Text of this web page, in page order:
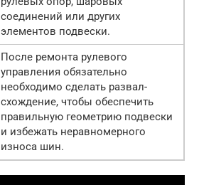
соединений или других
элементов подвески.
После ремонта рулевого
управления обязательно
необходимо сделать развал-
схождение, чтобы обеспечить
правильную геометрию подвески
и избежать неравномерного
износа шин.